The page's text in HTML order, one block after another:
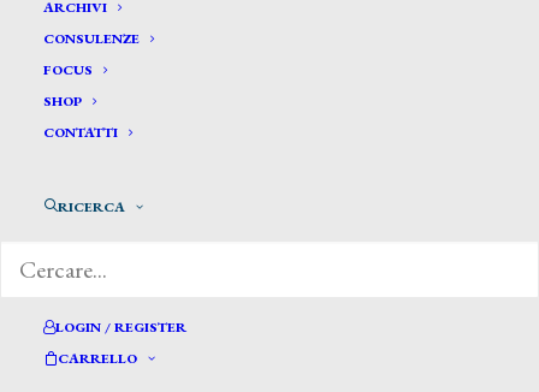
ARCHIVI
CONSULENZE
FOCUS
SHOP
CONTATTI
RICERCA
LOGIN / REGISTER
CARRELLO
Mossa Giovanni Maria